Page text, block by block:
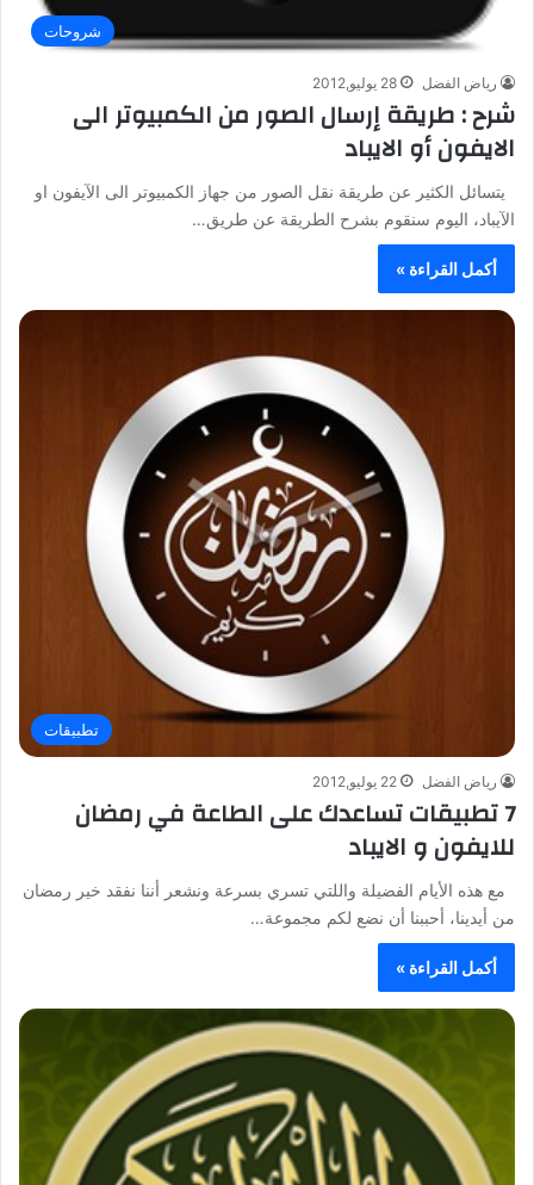
شروحات
رياض الفضل 28 يوليو,2012
شرح : طريقة إرسال الصور من الكمبيوتر الى
الايفون أو الايباد
يتسائل الكثير عن طريقة نقل الصور من جهاز الكمبيوتر الى الآيفون او
الآيباد، اليوم سنقوم بشرح الطريقة عن طريق…
أكمل القراءة »
تطبيقات
رياض الفضل 22 يوليو,2012
7 تطبيقات تساعدك على الطاعة في رمضان
للايفون و الايباد
مع هذه الأيام الفضيلة واللتي تسري بسرعة ونشعر أننا نفقد خير رمضان
من أيدينا، أحببنا أن نضع لكم مجموعة…
أكمل القراءة »